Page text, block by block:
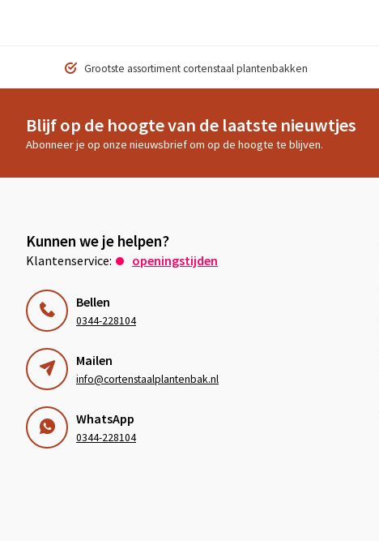
Grootste assortiment cortenstaal plantenbakken
Blijf op de hoogte van de laatste nieuwtjes
Abonneer je op onze nieuwsbrief om op de hoogte te blijven.
Kunnen we je helpen?
Klantenservice: openingstijden
Bellen
0344-228104
Mailen
info@cortenstaalplantenbak.nl
WhatsApp
0344-228104